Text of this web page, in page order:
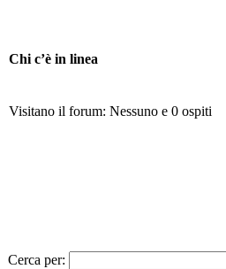
Chi c’è in linea
Visitano il forum: Nessuno e 0 ospiti
Cerca per: